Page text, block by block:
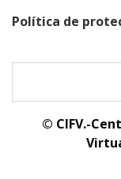
Política de
© CIFV.-